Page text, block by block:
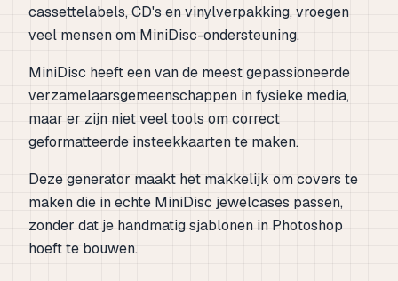
cassettelabels, CD's en vinylverpakking, vroegen
veel mensen om MiniDisc-ondersteuning.
MiniDisc heeft een van de meest gepassioneerde
verzamelaarsgemeenschappen in fysieke media,
maar er zijn niet veel tools om correct
geformatteerde insteekkaarten te maken.
Deze generator maakt het makkelijk om covers te
maken die in echte MiniDisc jewelcases passen,
zonder dat je handmatig sjablonen in Photoshop
hoeft te bouwen.